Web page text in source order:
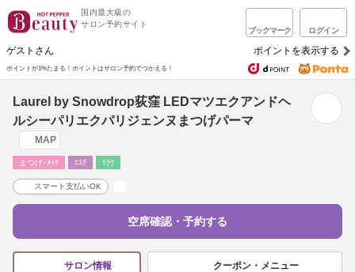
国内最大級の
サロン予約サイト
ブックマーク ログイン
ゲストさん ポイントを表示する
ポイントが1%たまる！ ポイントはサロン予約でつかえる！
Laurel by Snowdrop荻窪 LEDマツエクアンドヘ
ルシーパリエクパリジェンヌまつげパーマ
MAP
まつげ･ﾒｲｸ ｴｽﾃ ﾘﾗｸ
スマート支払いOK
空席確認・予約する
サロン情報 クーポン・メニュー